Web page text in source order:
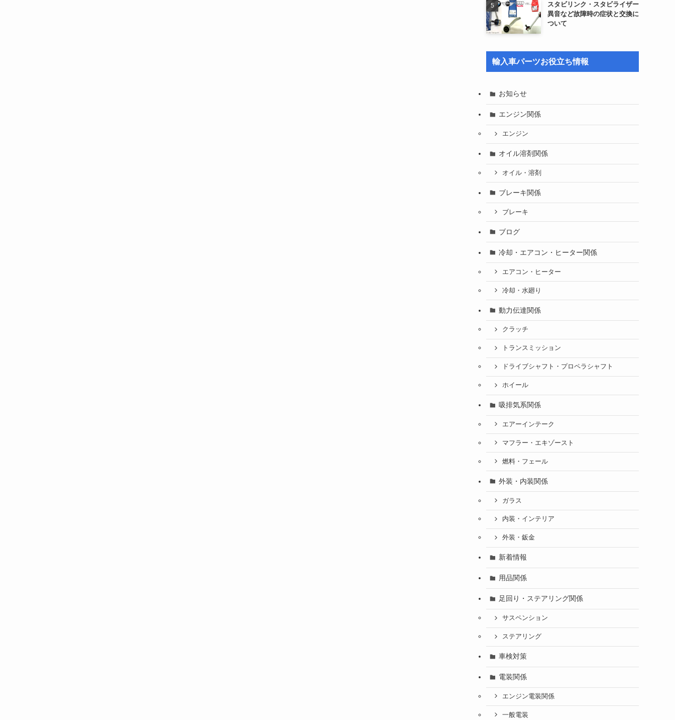
スタビリンク・スタビライザー
異音など故障時の症状と交換に
ついて
輸入車パーツお役立ち情報
お知らせ
エンジン関係
エンジン
オイル溶剤関係
オイル・溶剤
ブレーキ関係
ブレーキ
ブログ
冷却・エアコン・ヒーター関係
エアコン・ヒーター
冷却・水廻り
動力伝達関係
クラッチ
トランスミッション
ドライブシャフト・プロペラシャフト
ホイール
吸排気系関係
エアーインテーク
マフラー・エキゾースト
燃料・フェール
外装・内装関係
ガラス
内装・インテリア
外装・鈑金
新着情報
用品関係
足回り・ステアリング関係
サスペンション
ステアリング
車検対策
電装関係
エンジン電装関係
一般電装